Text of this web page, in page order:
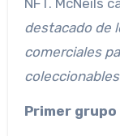
NFT. McNeils
destacado de
comerciales
Primer